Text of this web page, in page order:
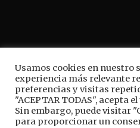
Usamos cookies en nuestro
experiencia más relevante
preferencias y visitas
"ACEPTAR TODAS", acepta
Sin embargo, puede visitar
para proporcionar un
ROLDE CONECTA
BUSCAR